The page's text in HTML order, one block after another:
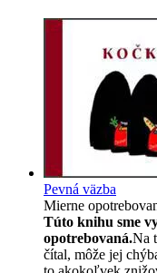
Pevná väzba
Mierne
Túto knihu sme
opotrebovaná.Na
čítal, môže jej